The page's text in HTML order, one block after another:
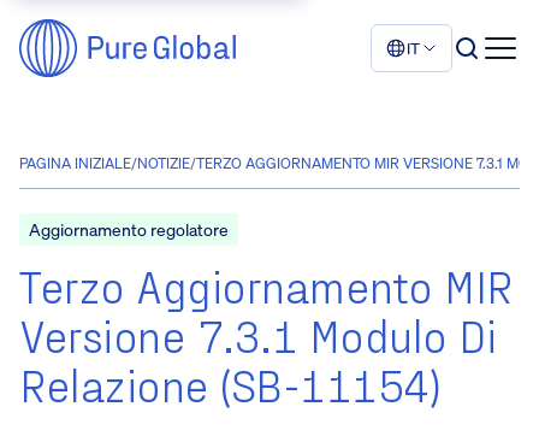
IT
PAGINA INIZIALE/NOTIZIE/TERZO AGGIORNAMENTO MIR VERSIONE 7.3.1
Aggiornamento regolatore
Terzo Aggiornamento MIR
Versione 7.3.1 Modulo Di
Relazione (SB-11154)